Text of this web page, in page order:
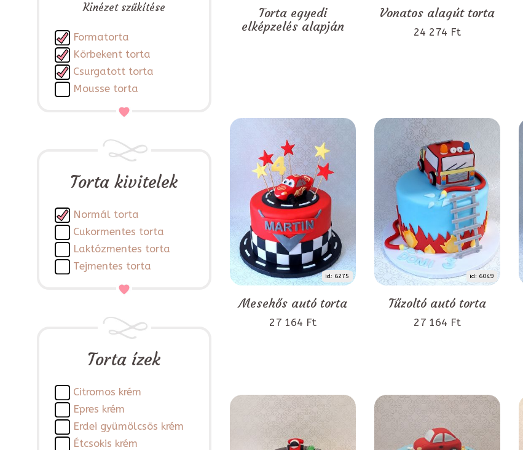
Kinézet szűkítése
Formatorta
Körbekent torta
Csurgatott torta
Mousse torta
Torta kivitelek
Normál torta
Cukormentes torta
Laktózmentes torta
Tejmentes torta
Torta ízek
Citromos krém
Epres krém
Erdei gyümölcsös krém
Étcsokis krém
Torta egyedi
elképzelés alapján
Vonatos alagút torta
24 274 Ft
id: 6275
Mesehős autó torta
27 164 Ft
id: 6049
Tűzoltó autó torta
27 164 Ft